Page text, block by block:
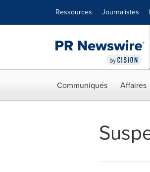
Ressources Journalistes
Communiqués Affaires